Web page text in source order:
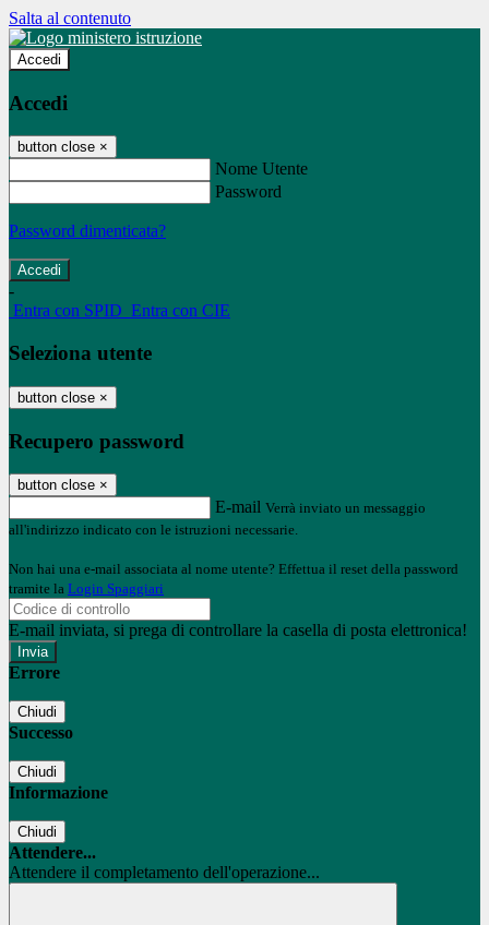
Salta al contenuto
Accedi
Accedi
button close ×
Nome Utente
Password
Password dimenticata?
-
Entra con SPID Entra con CIE
Seleziona utente
button close ×
Recupero password
button close ×
E-mail Verrà inviato un messaggio
all'indirizzo indicato con le istruzioni necessarie.
Non hai una e-mail associata al nome utente? Effettua il reset della password
tramite la Login Spaggiari
E-mail inviata, si prega di controllare la casella di posta elettronica!
Errore
Chiudi
Successo
Chiudi
Informazione
Chiudi
Attendere...
Attendere il completamento dell'operazione...